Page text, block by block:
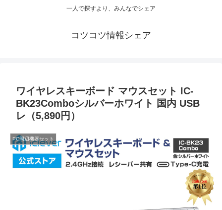
一人で探すより、みんなでシェア
コツコツ情報シェア
ワイヤレスキーボード マウスセット IC-
BK23Comboシルバーホワイト 国内 USB
レ（5,890円）
PC周辺機器セット